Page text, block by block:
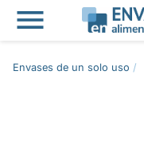

Envases de un solo uso